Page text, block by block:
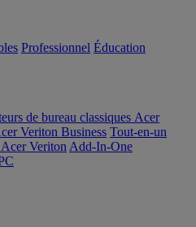
Professionnel Éducation
de bureau classiques Acer
Veriton Business Tout-en-un
Veriton Add-In-One